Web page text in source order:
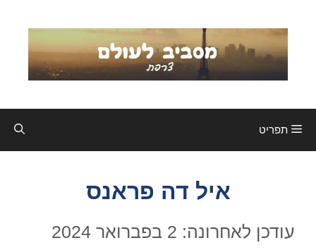
לתוכן
תפריט
איל דה פראנס
עודכן לאחרונה: 2 בפברואר 2024